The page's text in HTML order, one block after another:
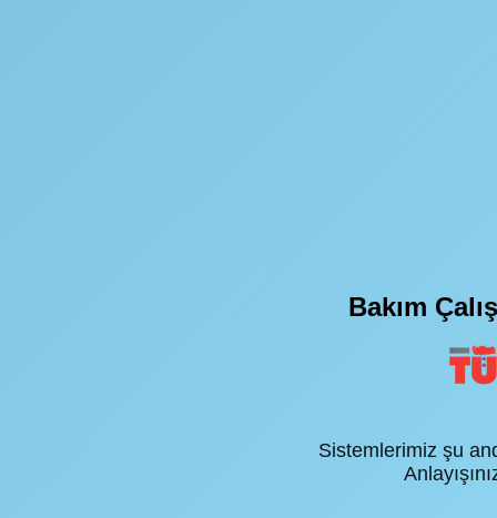
Bakım
Sistemlerimiz şu